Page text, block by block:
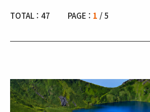
TOTAL : 47 PAGE : 1 / 5